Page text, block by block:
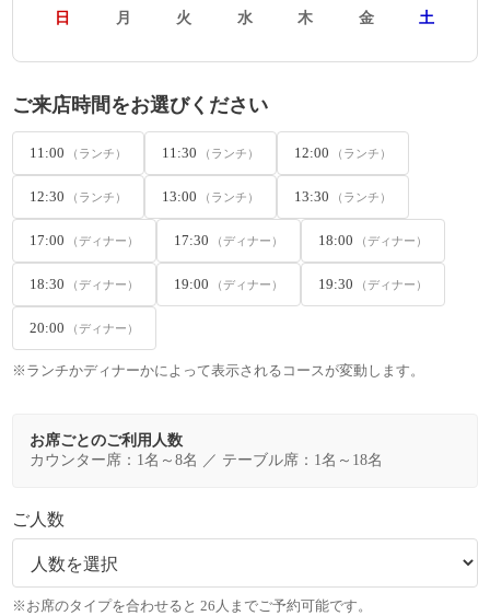
日 月 火 水 木 金 土
ご来店時間をお選びください
11:00 （ランチ） 11:30 （ランチ） 12:00 （ランチ）
12:30 （ランチ） 13:00 （ランチ） 13:30 （ランチ）
17:00 （ディナー） 17:30 （ディナー） 18:00 （ディナー）
18:30 （ディナー） 19:00 （ディナー） 19:30 （ディナー）
20:00 （ディナー）
※ランチかディナーかによって表示されるコースが変動します。
お席ごとのご利用人数
カウンター席：1名～8名 ／ テーブル席：1名～18名
ご人数
※お席のタイプを合わせると 26人までご予約可能です。